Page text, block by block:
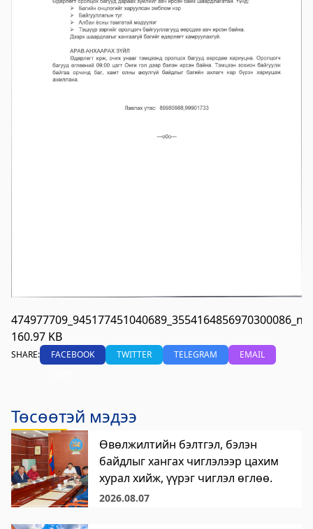
Хөвсгөл Зооноз
2024-08-12 08:33:05
Дэлгэрэнгүй
160.97 KB
SHARE: FACEBOOK TWITTER TELEGRAM
EMAIL
Төсөөтэй мэдээ
Өвөлжилтийн бэлтгэл, бэлэн
байдлыг хангах чиглэлээр цахим
хурал хийж, үүрэг чиглэл өглөө.
2026.08.07